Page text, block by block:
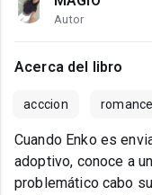
Autor
Acerca del libro
acccion
Cuando Enko es
adoptivo, conoce a
problemático cabo